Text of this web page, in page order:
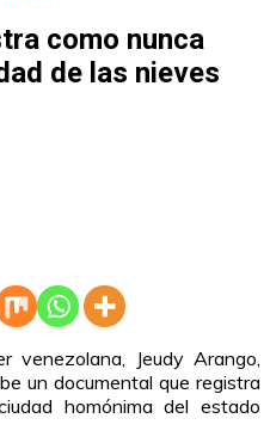
como nunca
de las nieves
venezolana, Jeudy Arango,
un documental que registra
homónima del estado